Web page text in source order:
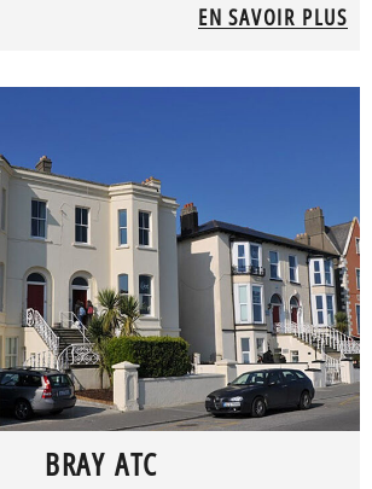
EN SAVOIR PLUS
BRAY ATC